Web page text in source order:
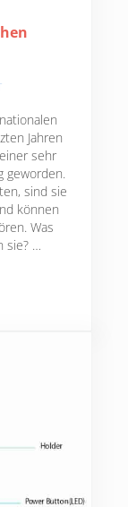
Jahren
sehr
sind sie
können
Was
…
aufhören